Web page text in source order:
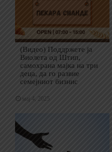
(Видео) Поддржете ја
Виолета од Штип,
самохрана мајка на три
деца, да го развие
семејниот бизнис
мај 4, 2025